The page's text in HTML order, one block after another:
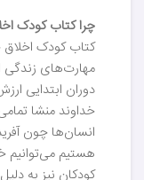
چرا کتاب کودک
کتاب کودک
مهارت‌های زندگی
دوران ابتدایی
خداوند منشا
انسان‌ها چون
هستیم می‌توانیم